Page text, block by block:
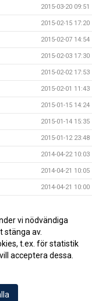
2015-03-20 09:51
2015-02-15 17:20
2015-02-07 14:54
2015-02-03 17:30
2015-02-02 17:53
2015-02-01 11:43
2015-01-15 14:24
2015-01-14 15:35
2015-01-12 23:48
2014-04-22 10:03
2014-04-21 10:05
2014-04-21 10:00
2014-04-21 09:59
2014-04-21 09:12
vi nödvändiga
stänga av.
t.ex. för statistik
acceptera dessa.